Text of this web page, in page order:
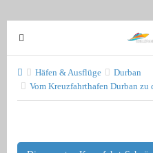
T
o
g
g
l
Häfen & Ausflüge
Durban
Vom Kreuzfahrthafen Durban zu